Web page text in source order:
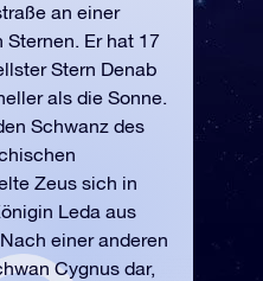
an einer
Er hat 17
Stern Denab
als die Sonne.
Schwanz des
Zeus sich in
Leda aus
einer anderen
Cygnus dar,